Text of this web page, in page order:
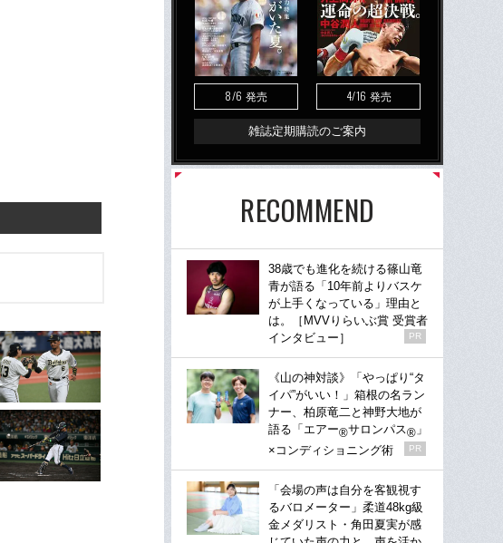
8/6 発売 4/16 発売
雑誌定期購読のご案内
RECOMMEND
38歳でも進化を続ける篠山竜
青が語る「10年前よりバスケ
が上手くなっている」理由と
は。［MVVりらいぶ賞 受賞者
インタビュー］
PR
《山の神対談》「やっぱり“タ
イパ”がいい！」箱根の名ラン
ナー、柏原竜二と神野大地が
語る「エアー®サロンパス® 」
×コンディショニング術
PR
「会場の声は自分を客観視す
るバロメーター」柔道48kg級
金メダリスト・角田夏実が感